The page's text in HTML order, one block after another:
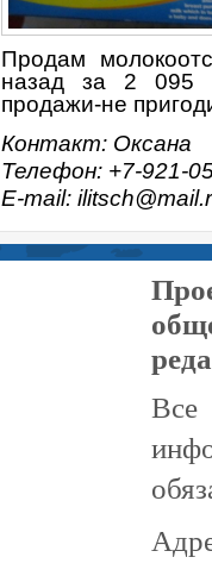
Продам
назад за 2 095
продажи-не
Контакт: Оксана
Телефон: +7-921-
E-mail: